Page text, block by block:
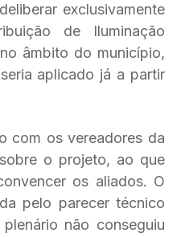
exclusivamente
de Iluminação
âmbito do município,
aplicado já a partir
com os vereadores da
o projeto, ao que
os aliados. O
pelo parecer técnico
não conseguiu